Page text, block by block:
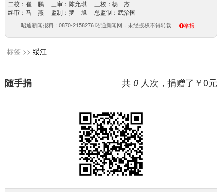
二校：崔 鹏 三审：陈允琪 三校：杨 杰
终审：马 燕 监制：罗 旭 总监制：武治国
昭通新闻报料：0870-2158276 昭通新闻网，未经授权不得转载 举报
标签 >> 绥江
共 0 人次，捐赠了￥0元
随手捐